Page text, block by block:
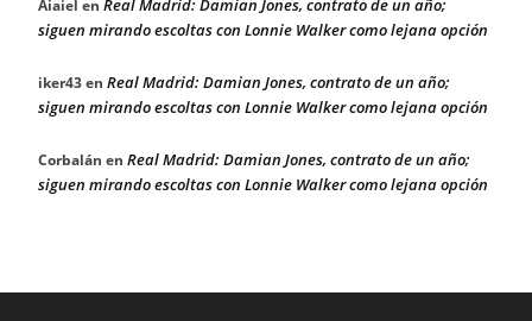
Aiaiel en Real Madrid: Damian Jones, contrato de un año;
siguen mirando escoltas con Lonnie Walker como lejana opción
iker43en Real Madrid: Damian Jones, contrato de un año;
siguen mirando escoltas con Lonnie Walker como lejana opción
Corbalán en Real Madrid: Damian Jones, contrato de un año;
siguen mirando escoltas con Lonnie Walker como lejana opción